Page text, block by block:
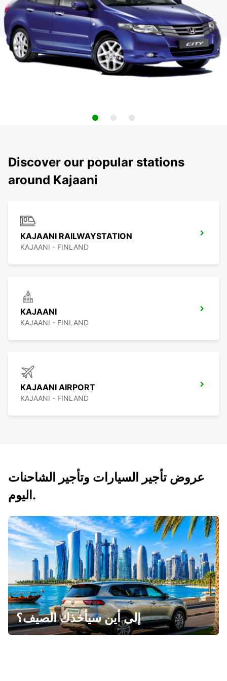
Discover our popular stations
around Kajaani
KAJAANI RAILWAYSTATION
KAJAANI - FINLAND
KAJAANI
KAJAANI - FINLAND
KAJAANI AIRPORT
KAJAANI - FINLAND
عروض تأجير السيارات وتأجير الشاحنات
اليوم.
إلى أين سيأخذك الصيف؟